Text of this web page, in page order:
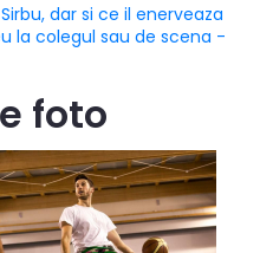
dar si ce il enerveaza
la colegul sau de scena -
foto